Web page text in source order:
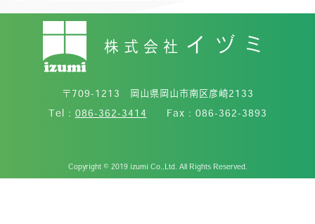
Copyright © 2019 izumi Co.,Ltd. All Rights Reserved.
株式会社 イヅミ
〒709-1213 岡山県岡山市南区彦崎2133
Tel : 086-362-3414 Fax : 086-362-3893